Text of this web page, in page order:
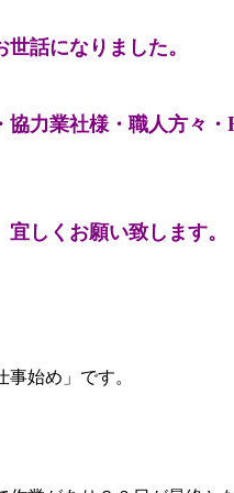
話になりました。
協力業社様・職人方々
しくお願い致します。
始め」です。